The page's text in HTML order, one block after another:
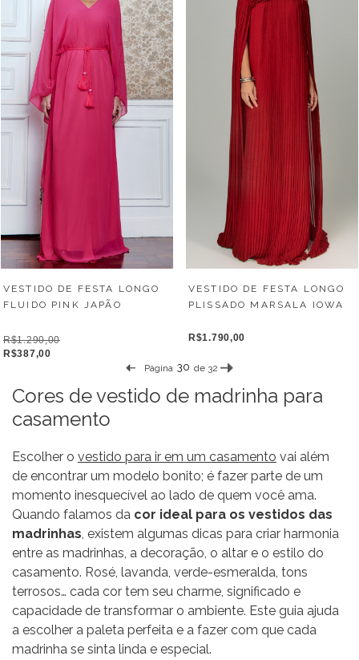
VESTIDO DE FESTA LONGO
FLUIDO PINK JAPÃO
R$1.290,00
R$387,00
VESTIDO DE FESTA LONGO
PLISSADO MARSALA IOWA
R$1.790,00
Página de 32
Cores de vestido de madrinha para
casamento
Escolher o vestido para ir em um casamento vai além
de encontrar um modelo bonito; é fazer parte de um
momento inesquecível ao lado de quem você ama.
Quando falamos da cor ideal para os vestidos das
madrinhas, existem algumas dicas para criar harmonia
entre as madrinhas, a decoração, o altar e o estilo do
casamento. Rosé, lavanda, verde-esmeralda, tons
terrosos… cada cor tem seu charme, significado e
capacidade de transformar o ambiente. Este guia ajuda
a escolher a paleta perfeita e a fazer com que cada
madrinha se sinta linda e especial.